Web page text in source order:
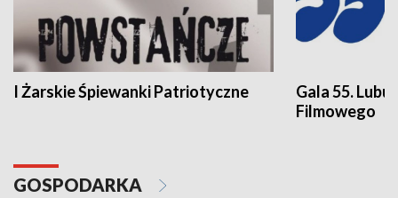
I Żarskie Śpiewanki Patriotyczne
Gala 55.
Filmowego
GOSPODARKA